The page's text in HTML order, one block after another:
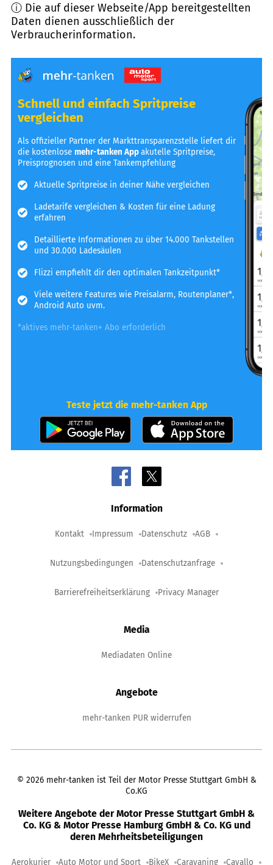
ⓘ Die auf dieser Webseite/App bereitgestellten
Daten dienen ausschließlich der
Verbraucherinformation.
Schnell und einfach Spritpreise
vergleichen
Als offizieller Partner der Markttransparenzstelle liefert dir
die kostenlosemehr-tanken Appakutelle Spritpreise,
Preisprognosen und eine Tankempfehlung
Aktuelle Spritpreise in deiner Nähe vergleichen
Ladetarife vergleichen & Kosten für eine Ladung
erfahren
Detaillierte Informationen zu über 14.000 Tankstellen
und 30.000 Ladesäulen
Flizzi empfiehlt dir den optimalen Tankzeitpunkt*
Viele weitere Features wie Preisalarm, Routenplaner*,
Android Auto uvm.
*aktives mehr-tanken+ Abo erforderlich
Teste jetzt die mehr-tanken App
Information
Kontakt Impressum Datenschutz AGB
Nutzungsbedingungen Datenschutzanfrage
Barrierefreiheitserklärung Privacy Manager
Media
Mediadaten Online
Angebote
mehr-tanken PUR widerrufen
© 2026 mehr-tanken ist Teil der Motor Presse Stuttgart GmbH &
Co.KG
Weitere Angebote der Motor Presse Stuttgart GmbH &
Co. KG & Motor Presse Hamburg GmbH & Co. KG und
deren Mehrheitsbeteiligungen
Aerokurier Auto Motor und Sport BikeX Caravaning Cavallo